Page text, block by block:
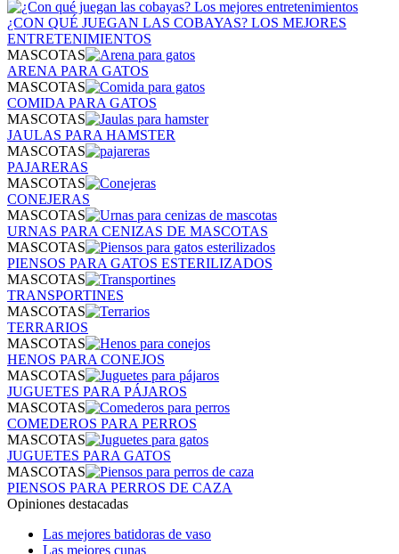
¿CON QUÉ JUEGAN LAS COBAYAS? LOS MEJORES
ENTRETENIMIENTOS
MASCOTAS
ARENA PARA GATOS
MASCOTAS
COMIDA PARA GATOS
MASCOTAS
JAULAS PARA HAMSTER
MASCOTAS
PAJARERAS
MASCOTAS
CONEJERAS
MASCOTAS
URNAS PARA CENIZAS DE MASCOTAS
MASCOTAS
PIENSOS PARA GATOS ESTERILIZADOS
MASCOTAS
TRANSPORTINES
MASCOTAS
TERRARIOS
MASCOTAS
HENOS PARA CONEJOS
MASCOTAS
JUGUETES PARA PÁJAROS
MASCOTAS
COMEDEROS PARA PERROS
MASCOTAS
JUGUETES PARA GATOS
MASCOTAS
PIENSOS PARA PERROS DE CAZA
Opiniones destacadas
Las mejores batidoras de vaso
Las mejores cunas